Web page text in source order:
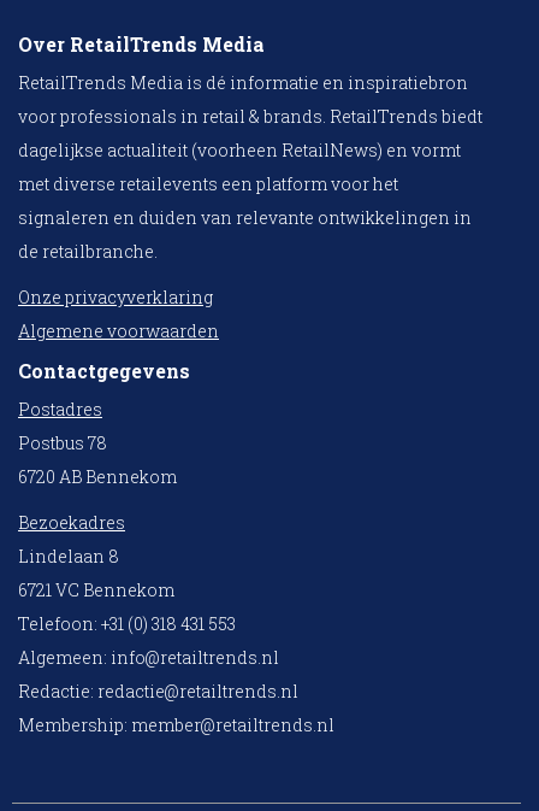
Over RetailTrends Media
RetailTrends Media is dé informatie en inspiratiebron
voor professionals in retail & brands. RetailTrends biedt
dagelijkse actualiteit (voorheen RetailNews) en vormt
met diverse retailevents een platform voor het
signaleren en duiden van relevante ontwikkelingen in
de retailbranche.
Onze privacyverklaring
Algemene voorwaarden
Contactgegevens
Postadres
Postbus 78
6720 AB Bennekom
Bezoekadres
Lindelaan 8
6721 VC Bennekom
Telefoon: +31 (0) 318 431 553
Algemeen: info@retailtrends.nl
Redactie: redactie@retailtrends.nl
Membership: member@retailtrends.nl